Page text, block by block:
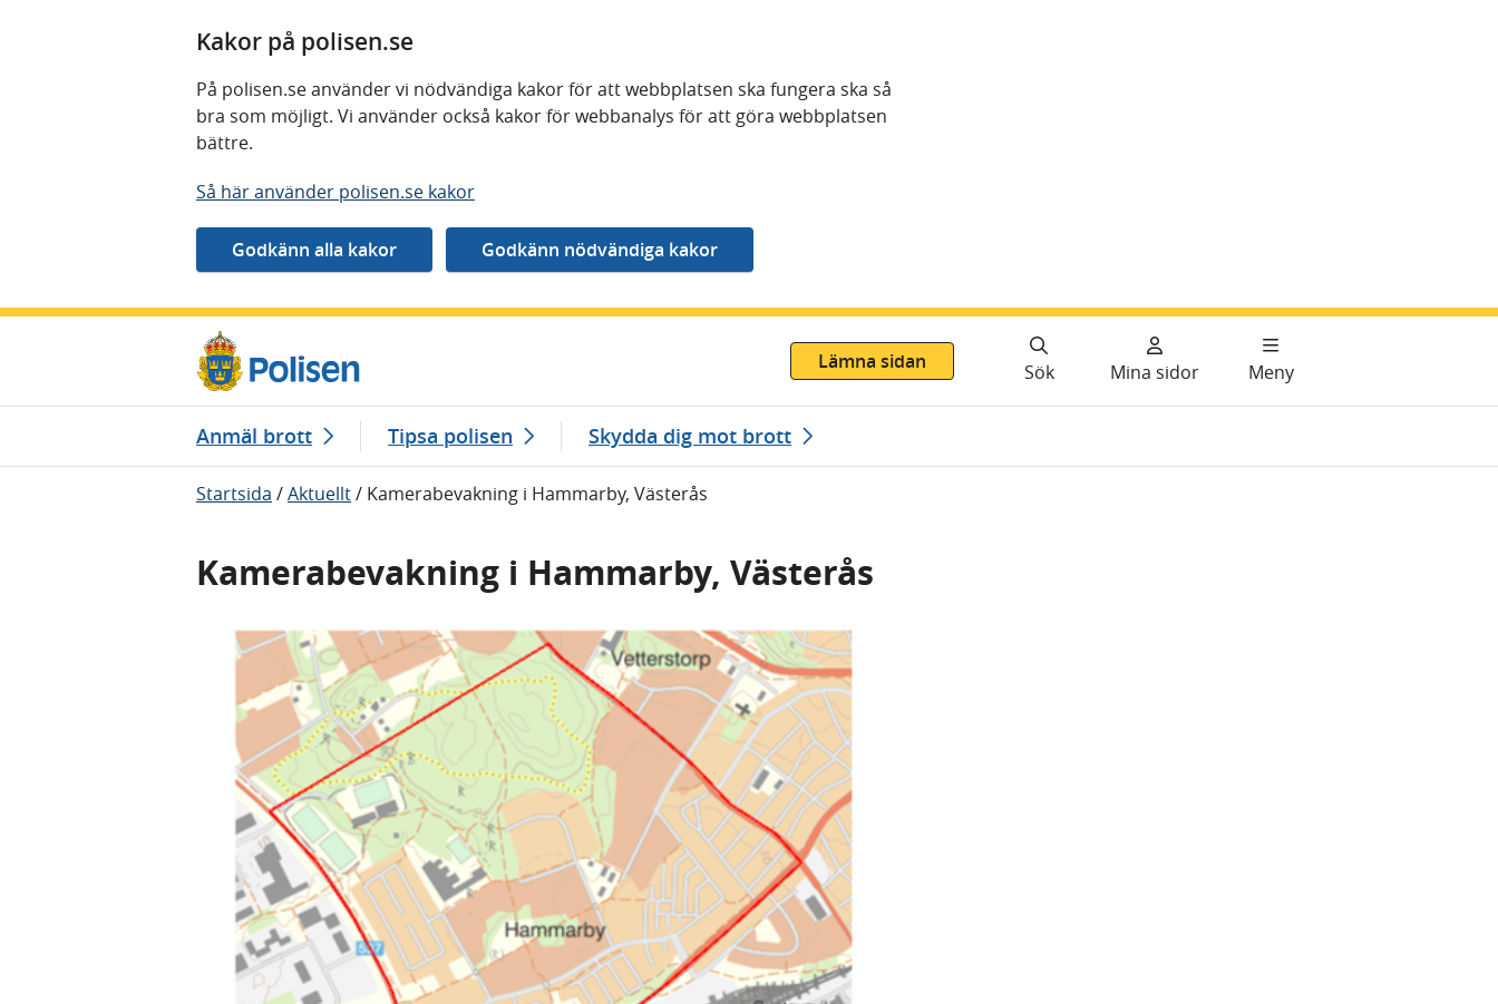
Kakor på polisen.se
På polisen.se använder vi nödvändiga kakor för att webbplatsen ska fungera ska så
bra som möjligt. Vi använder också kakor för webbanalys för att göra webbplatsen
bättre.
Så här använder polisen.se kakor
Lämna sidan
Sök Mina sidor Meny
Anmäl brott Tipsa polisen Skydda dig mot brott
Startsida /Aktuellt/ Kamerabevakning i Hammarby, Västerås
Kamerabevakning i Hammarby, Västerås